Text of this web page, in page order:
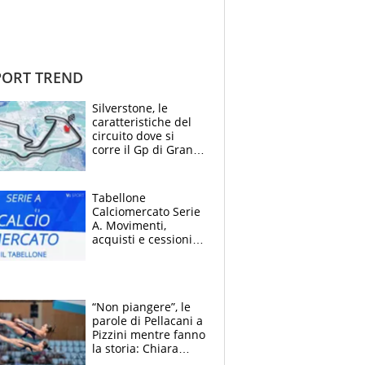
TREND
Silverstone, le
caratteristiche del
circuito dove si
corre il Gp di Gran
Tabellone
Calciomercato Serie
A. Movimenti,
acquisti e cessioni:
“Non piangere”, le
parole di Pellacani a
Pizzini mentre fanno
la storia: Chiara